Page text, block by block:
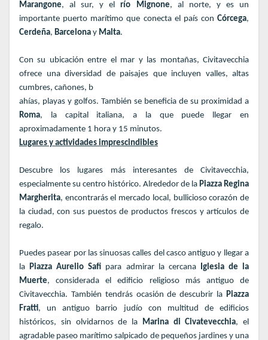
Marangone, al sur, y elrío Mignone, al norte, y es un
importante puerto marítimo que conecta el país con Córcega,
Cerdeña, Barcelona y Malta.
Con su ubicación entre el mar y las montañas, Civitavecchia
ofrece una diversidad de paisajes que incluyen valles, altas
cumbres, cañones, b
ahías, playas y golfos. También se beneficia de su proximidad a
Roma, la capital italiana, a la que puede llegar en
aproximadamente 1 hora y 15 minutos.
Lugares y actividades imprescindibles
Descubre los lugares más interesantes de Civitavecchia,
especialmente su centro histórico. Alrededor de la Piazza Regina
Margherita, encontrarás el mercado local, bullicioso corazón de
la ciudad, con sus puestos de productos frescos y artículos de
regalo.
Puedes pasear por las sinuosas calles del casco antiguo y llegar a
laPiazza Aurelio Safi para admirar la cercana Iglesia de la
Muerte, considerada el edificio religioso más antiguo de
Civitavecchia. También tendrás ocasión de descubrir la Piazza
Fratti, un antiguo barrio judío con multitud de edificios
históricos, sin olvidarnos de la Marina di Civatevecchia, el
agradable paseo marítimo salpicado de pequeños jardines y una